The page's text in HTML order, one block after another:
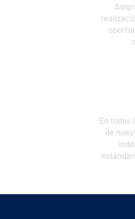
Asignamos el personal requerida
realización del trabajo de una
oportuna, enfocados al
objetivos de nuestros
En todos los servicios que
de nuestra firma de auditoría,
independencia, para así
estándares de calidad que exige el